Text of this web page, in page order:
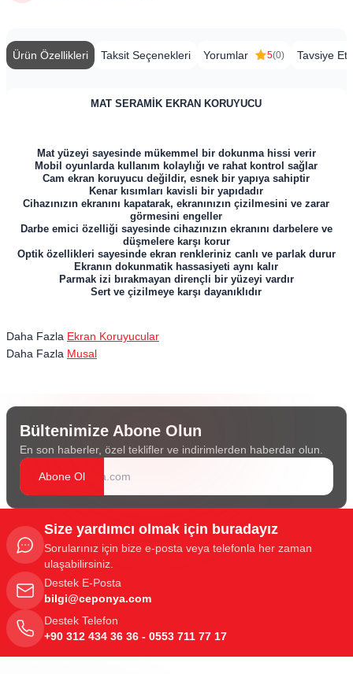
Ürün Özellikleri Taksit Seçenekleri Yorumlar 5(0) Tavsiye Et
​​​MAT SERAMİK EKRAN KORUYUCU
Mat yüzeyi sayesinde mükemmel bir dokunma hissi verir
Mobil oyunlarda kullanım kolaylığı ve rahat kontrol sağlar
Cam ekran koruyucu değildir, esnek bir yapıya sahiptir
Kenar kısımları kavisli bir yapıdadır
Cihazınızın ekranını kapatarak, ekranınızın çizilmesini ve zarar
görmesini engeller
Darbe emici özelliği sayesinde cihazınızın ekranını darbelere ve
düşmelere karşı korur
Optik özellikleri sayesinde ekran renkleriniz canlı ve parlak durur
Ekranın dokunmatik hassasiyeti aynı kalır
Parmak izi bırakmayan dirençli bir yüzeyi vardır
Sert ve çizilmeye karşı dayanıklıdır
Daha Fazla Ekran Koruyucular
Daha Fazla Musal
Bültenimize Abone Olun
En son haberler, özel teklifler ve indirimlerden haberdar olun.
Abone Ol
Size yardımcı olmak için buradayız
Sorularınız için bize e-posta veya telefonla her zaman
ulaşabilirsiniz.
Destek E-Posta
bilgi@ceponya.com
Destek Telefon
+90 312 434 36 36 - 0553 711 77 17